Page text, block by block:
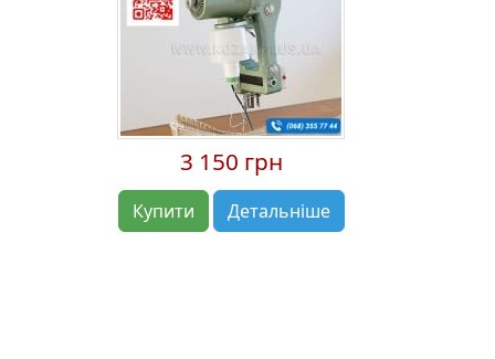
3 150 грн
Купити Детальніше